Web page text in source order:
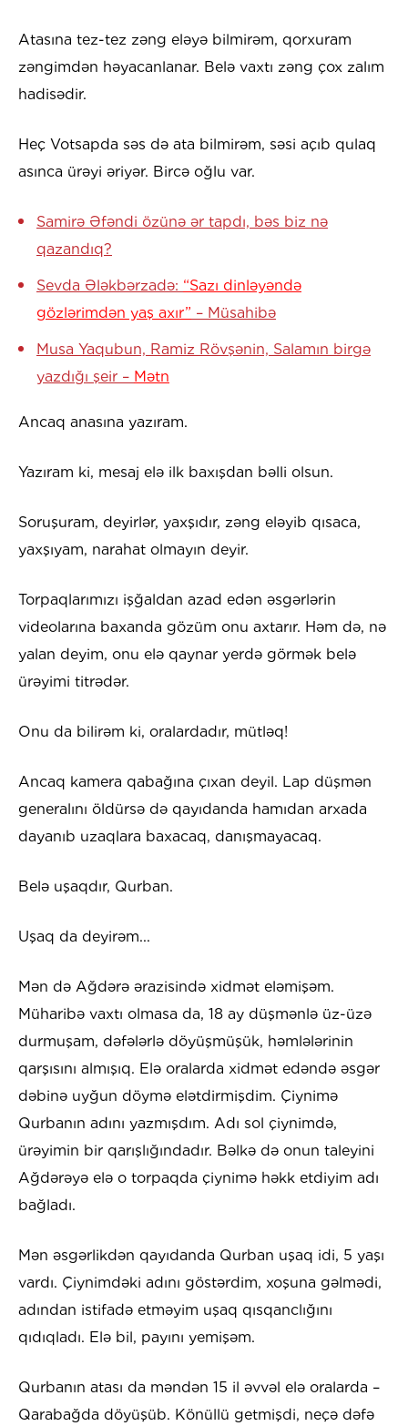
Atasına tez-tez zəng eləyə bilmirəm, qorxuram
zəngimdən həyacanlanar. Belə vaxtı zəng çox zalım
hadisədir.
Heç Votsapda səs də ata bilmirəm, səsi açıb qulaq
asınca ürəyi əriyər. Bircə oğlu var.
Samirə Əfəndi özünə ər tapdı, bəs biz nə
qazandıq?
Sevda Ələkbərzadə: “Sazı dinləyəndə
gözlərimdən yaş axır” – Müsahibə
Musa Yaqubun, Ramiz Rövşənin, Salamın birgə
yazdığı şeir – Mətn
Ancaq anasına yazıram.
Yazıram ki, mesaj elə ilk baxışdan bəlli olsun.
Soruşuram, deyirlər, yaxşıdır, zəng eləyib qısaca,
yaxşıyam, narahat olmayın deyir.
Torpaqlarımızı işğaldan azad edən əsgərlərin
videolarına baxanda gözüm onu axtarır. Həm də, nə
yalan deyim, onu elə qaynar yerdə görmək belə
ürəyimi titrədər.
Onu da bilirəm ki, oralardadır, mütləq!
Ancaq kamera qabağına çıxan deyil. Lap düşmən
generalını öldürsə də qayıdanda hamıdan arxada
dayanıb uzaqlara baxacaq, danışmayacaq.
Belə uşaqdır, Qurban.
Uşaq da deyirəm...
Mən də Ağdərə ərazisində xidmət eləmişəm.
Müharibə vaxtı olmasa da, 18 ay düşmənlə üz-üzə
durmuşam, dəfələrlə döyüşmüşük, həmlələrinin
qarşısını almışıq. Elə oralarda xidmət edəndə əsgər
dəbinə uyğun döymə elətdirmişdim. Çiynimə
Qurbanın adını yazmışdım. Adı sol çiynimdə,
ürəyimin bir qarışlığındadır. Bəlkə də onun taleyini
Ağdərəyə elə o torpaqda çiynimə həkk etdiyim adı
bağladı.
Mən əsgərlikdən qayıdanda Qurban uşaq idi, 5 yaşı
vardı. Çiynimdəki adını göstərdim, xoşuna gəlmədi,
adından istifadə etməyim uşaq qısqanclığını
qıdıqladı. Elə bil, payını yemişəm.
Qurbanın atası da məndən 15 il əvvəl elə oralarda –
Qarabağda döyüşüb. Könüllü getmişdi, neçə dəfə